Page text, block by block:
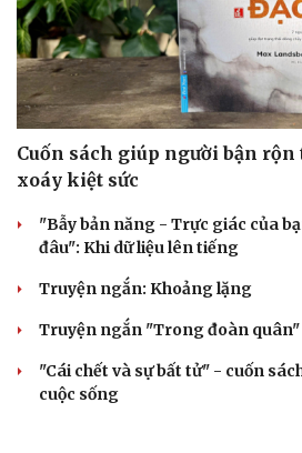
Cuốn sách giúp người bận
xoáy kiệt sức
"Bẫy bản năng - Trực giác của
đâu": Khi dữ liệu lên tiếng
Truyện ngắn: Khoảng lặng
Truyện ngắn "Trong đoàn quân"
"Cái chết và sự bất tử" - cuốn
cuộc sống